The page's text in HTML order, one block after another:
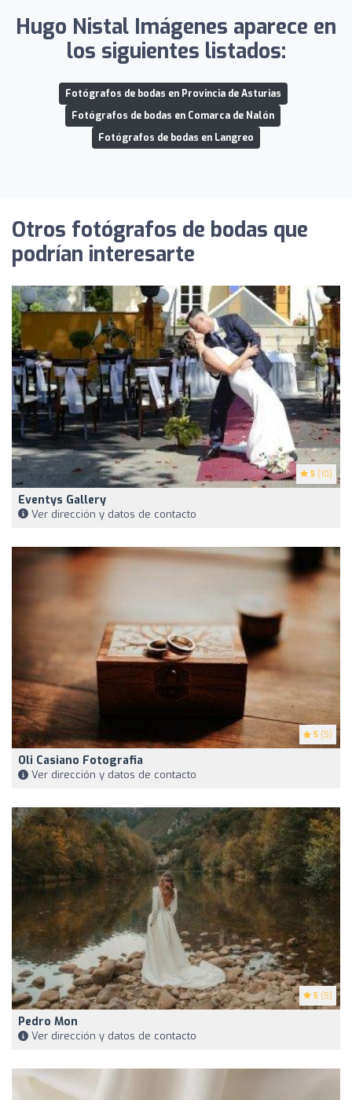
Hugo Nistal Imágenes aparece en
los siguientes listados:
Fotógrafos de bodas en Provincia de Asturias
Fotógrafos de bodas en Comarca de Nalón
Fotógrafos de bodas en Langreo
Otros fotógrafos de bodas que
podrían interesarte
5 (10)
Eventys Gallery
Ver dirección y datos de contacto
5 (5)
Oli Casiano Fotografia
Ver dirección y datos de contacto
5 (5)
Pedro Mon
Ver dirección y datos de contacto